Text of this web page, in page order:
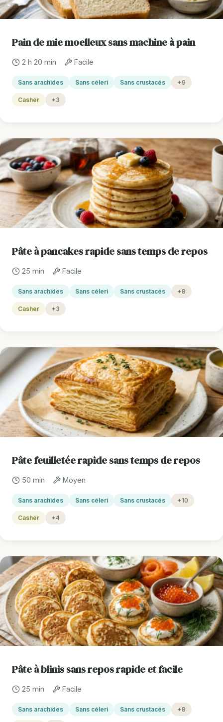
Pain de mie moelleux sans machine à pain
2 h 20 min Facile
Sans arachides Sans céleri Sans crustacés +9
Casher +3
Pâte à pancakes rapide sans temps de repos
25 min Facile
Sans arachides Sans céleri Sans crustacés +8
Casher +3
Pâte feuilletée rapide sans temps de repos
50 min Moyen
Sans arachides Sans céleri Sans crustacés +10
Casher +4
Pâte à blinis sans repos rapide et facile
25 min Facile
Sans arachides Sans céleri Sans crustacés +8